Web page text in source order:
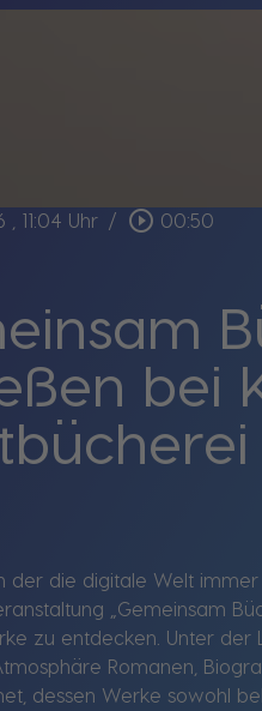
, 11:04 Uhr / play_circle_outline 00:50
bei
der die digitale Welt
„Gemeinsam
zu entdecken. Unter
Romanen,
dessen Werke sowohl